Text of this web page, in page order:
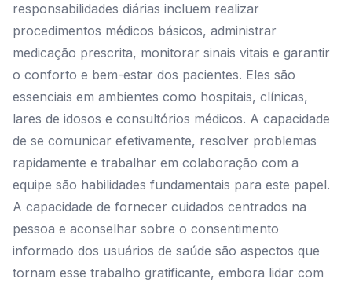
responsabilidades diárias incluem realizar
procedimentos médicos básicos, administrar
medicação prescrita, monitorar sinais vitais e garantir
o conforto e bem-estar dos pacientes. Eles são
essenciais em ambientes como hospitais, clínicas,
lares de idosos e consultórios médicos. A capacidade
de se comunicar efetivamente, resolver problemas
rapidamente e trabalhar em colaboração com a
equipe são habilidades fundamentais para este papel.
A capacidade de fornecer cuidados centrados na
pessoa e aconselhar sobre o consentimento
informado dos usuários de saúde são aspectos que
tornam esse trabalho gratificante, embora lidar com